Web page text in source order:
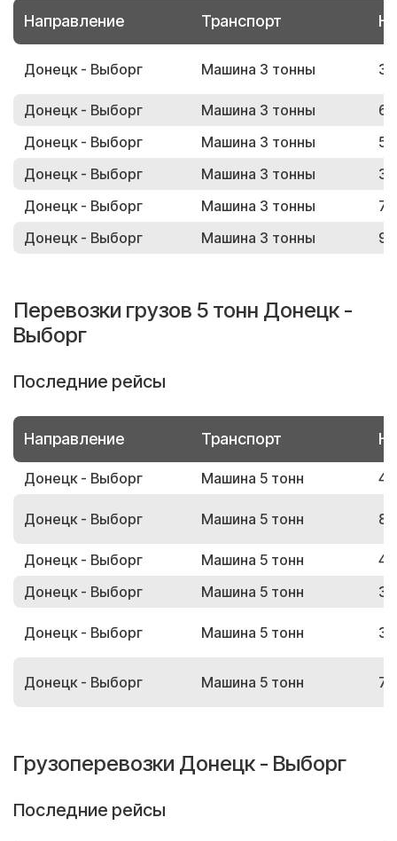
Направление Транспорт
Донецк - Выборг Машина 3 тонны
Донецк - Выборг Машина 3 тонны
Донецк - Выборг
Машина 3 тонны
Донецк - Выборг
Машина 3 тонны
Донецк - Выборг
Машина 3 тонны
Донецк - Выборг
Машина 3 тонны
Перевозки грузов 5 тонн Донецк -
Выборг
Последние рейсы
Направление Транспорт
Донецк - Выборг Машина 5 тонн
Донецк - Выборг Машина 5 тонн
Донецк - Выборг Машина 5 тонн
Донецк - Выборг
Машина 5 тонн
Донецк - Выборг Машина 5 тонн
Донецк - Выборг Машина 5 тонн
Грузоперевозки Донецк - Выборг
Последние рейсы